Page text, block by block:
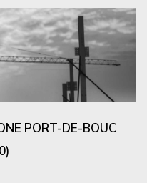
PORT-DE-BOUC